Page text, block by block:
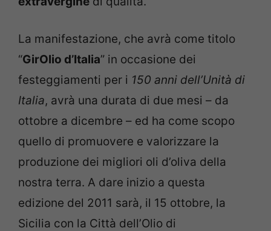
La manifestazione, che avrà come titolo
“GirOlio d’Italia” in occasione dei
festeggiamenti per i 150 anni dell’Unità di
Italia, avrà una durata di due mesi – da
ottobre a dicembre – ed ha come scopo
quello di promuovere e valorizzare la
produzione dei migliori oli d’oliva della
nostra terra. A dare inizio a questa
edizione del 2011 sarà, il 15 ottobre, la
Sicilia con la Città dell’Olio di